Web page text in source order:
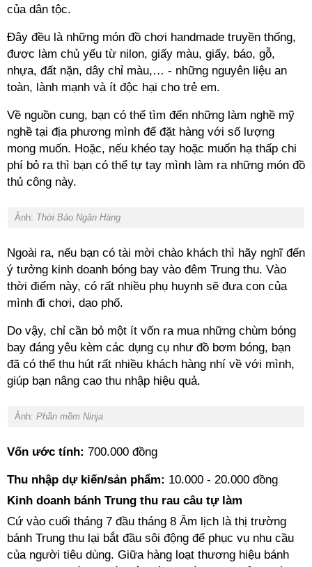
của dân tộc.
Đây đều là những món đồ chơi handmade truyền thống,
được làm chủ yếu từ nilon, giấy màu, giấy, báo, gỗ,
nhựa, đất nặn, dây chỉ màu,… - những nguyên liệu an
toàn, lành mạnh và ít độc hại cho trẻ em.
Về nguồn cung, bạn có thể tìm đến những làm nghề mỹ
nghề tại địa phương mình để đặt hàng với số lượng
mong muốn. Hoặc, nếu khéo tay hoặc muốn hạ thấp chi
phí bỏ ra thì bạn có thể tự tay mình làm ra những món đồ
thủ công này.
Ảnh: Thời Báo Ngân Hàng
Ngoài ra, nếu bạn có tài mời chào khách thì hãy nghĩ đến
ý tưởng kinh doanh bóng bay vào đêm Trung thu. Vào
thời điểm này, có rất nhiều phụ huynh sẽ đưa con của
mình đi chơi, dạo phố.
Do vậy, chỉ cần bỏ một ít vốn ra mua những chùm bóng
bay đáng yêu kèm các dụng cụ như đồ bơm bóng, bạn
đã có thể thu hút rất nhiều khách hàng nhí về với mình,
giúp bạn nâng cao thu nhập hiệu quả.
Ảnh: Phần mềm Ninja
Vốn ước tính: 700.000 đồng
Thu nhập dự kiến/sản phẩm: 10.000 - 20.000 đồng
Kinh doanh bánh Trung thu rau câu tự làm
Cứ vào cuối tháng 7 đầu tháng 8 Âm lịch là thị trường
bánh Trung thu lại bắt đầu sôi động để phục vụ nhu cầu
của người tiêu dùng. Giữa hàng loạt thương hiệu bánh